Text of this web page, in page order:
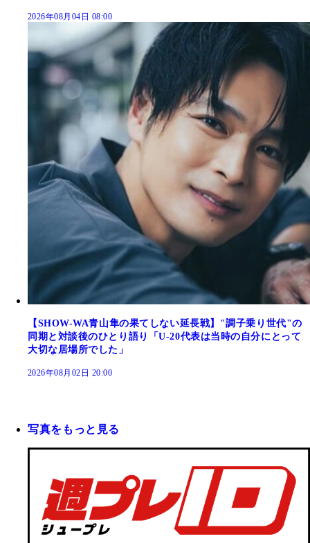
2026年08月04日 08:00
【SHOW-WA青山隼の果てしない延長戦】"調子乗り世代"の
同期と対談後のひとり語り「U-20代表は当時の自分にとって
大切な居場所でした」
2026年08月02日 20:00
写真をもっと見る